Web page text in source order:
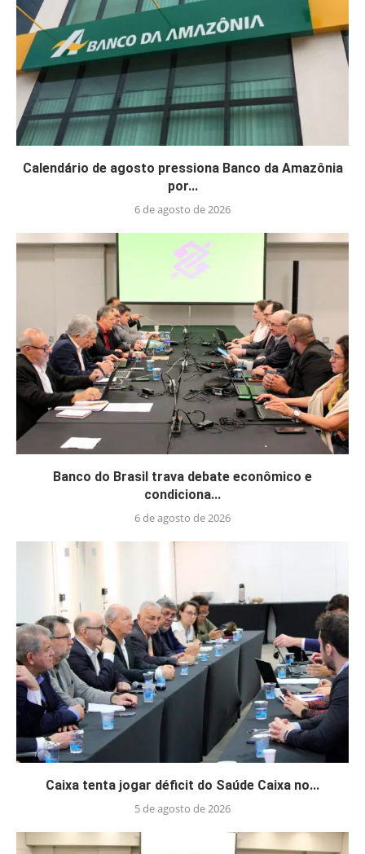
Calendário de agosto pressiona Banco da Amazônia
por...
6 de agosto de 2026
Banco do Brasil trava debate econômico e
condiciona...
6 de agosto de 2026
Caixa tenta jogar déficit do Saúde Caixa no...
5 de agosto de 2026